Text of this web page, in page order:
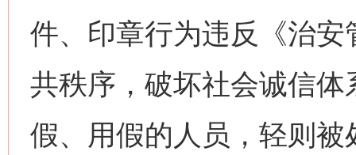
件、印章行为违反《治
共秩序，破坏社会诚信
假、用假的人员，轻则